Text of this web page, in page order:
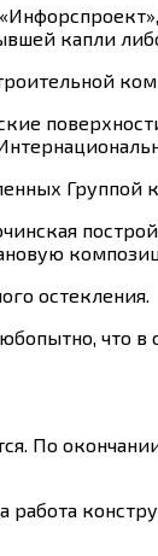
капли
остекления.
что в
По